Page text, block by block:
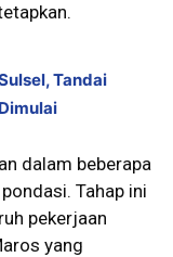
Tandai
dalam beberapa
Tahap ini
pekerjaan
yang